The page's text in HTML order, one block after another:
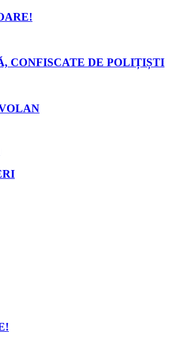
CONFISCATE DE POLIȚIȘTI